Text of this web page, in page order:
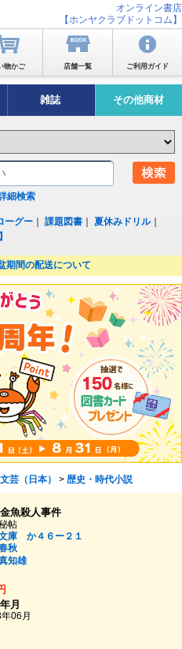
オンライン書店
【ホンヤクラブドットコム】
物かご 店舗一覧 ご利用ガイド
雑誌 その他商材
細検索
ーグー ｜課題図書 ｜夏休みドリル｜
期間の配送について
文芸（日本） > 歴史・時代小説
魚殺人事件
帖
庫 か４６ー２１
秋
知雄
月
06月